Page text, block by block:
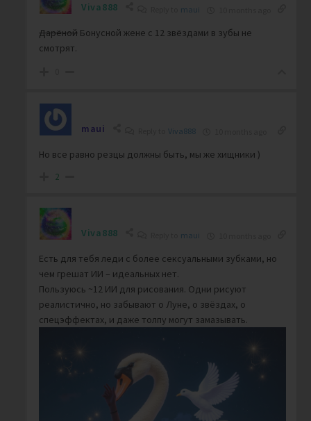
Viva888 maui
Дарёной Бонусной жене с 12 звёздами в зубы не
смотрят.
maui Viva888
Но все равно резцы должны быть, мы же хищники )
2
Viva888 maui
Есть для тебя леди с более сексуальными зубками, но
чем грешат ИИ – идеальных нет.
Пользуюсь ~12 ИИ для рисования. Одни рисуют
реалистично, но забывают о Луне, о звёздах, о
спецэффектах, и даже толпу могут замазывать.